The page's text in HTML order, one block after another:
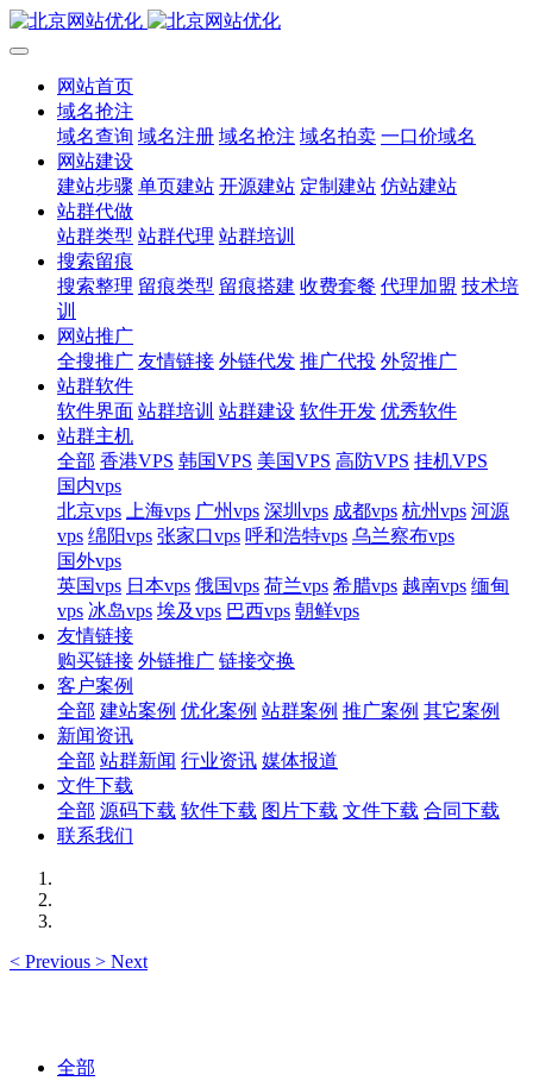
网站首页
域名抢注
域名查询 域名注册 域名抢注 域名拍卖 一口价域名
网站建设
建站步骤 单页建站 开源建站 定制建站 仿站建站
站群代做
站群类型 站群代理 站群培训
搜索留痕
搜索整理 留痕类型 留痕搭建 收费套餐 代理加盟 技术培
训
网站推广
全搜推广 友情链接 外链代发 推广代投 外贸推广
站群软件
软件界面 站群培训 站群建设 软件开发 优秀软件
站群主机
全部 香港VPS 韩国VPS 美国VPS 高防VPS 挂机VPS
国内vps
北京vps
上海vps 广州vps 深圳vps 成都vps 杭州vps 河源
vps 绵阳vps 张家口vps 呼和浩特vps 乌兰察布vps
国外vps
英国vps 日本vps 俄国vps 荷兰vps 希腊vps 越南vps 缅甸
vps 冰岛vps 埃及vps 巴西vps 朝鲜vps
友情链接
购买链接 外链推广 链接交换
客户案例
全部 建站案例 优化案例 站群案例 推广案例 其它案例
新闻资讯
全部 站群新闻 行业资讯 媒体报道
文件下载
全部 源码下载 软件下载 图片下载 文件下载 合同下载
联系我们
< Previous > Next
全部